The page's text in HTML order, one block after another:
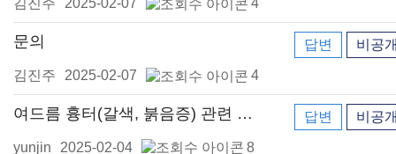
김진주 2025-02-07 4
문의 답변 비공
김진주 2025-02-07 4
여드름 흉터(갈색, 붉음증) 관련 레이저 치료 문의 답변 비공
yunjin 2025-02-04 8